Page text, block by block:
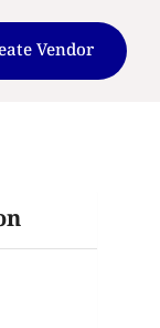
Vendor